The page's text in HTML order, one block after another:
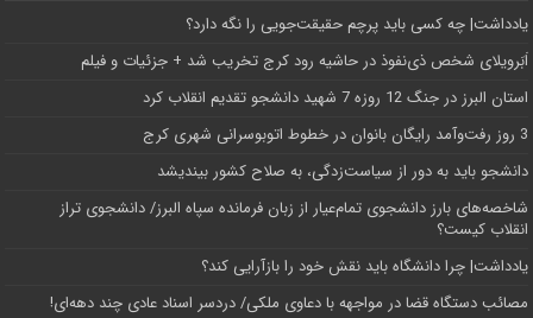
یادداشت| ‌چه کسی باید پرچم حقیقت‌جویی را نگه دارد؟
اَبَر‌ویلای شخص ذی‌نفوذ در حاشیه‌ رود کرج تخریب شد + جزئیات و فیلم
استان البرز در جنگ 12 روزه 7 شهید دانشجو تقدیم انقلاب کرد
3 روز رفت‌وآمد رایگان بانوان در خطوط اتوبوسرانی شهری کرج
دانشجو باید به دور از سیاست‌زدگی، به صلاح کشور بیندیشد
شاخصه‌های بارز دانشجوی تمام‌عیار از زبان فرمانده سپاه البرز/ دانشجوی تراز
انقلاب کیست؟
یادداشت| چرا دانشگاه باید نقش خود را بازآرایی کند؟
مصائب دستگاه قضا در مواجهه با دعاوی ملکی/ دردسر اسناد عادی چند‌ دهه‌ای!